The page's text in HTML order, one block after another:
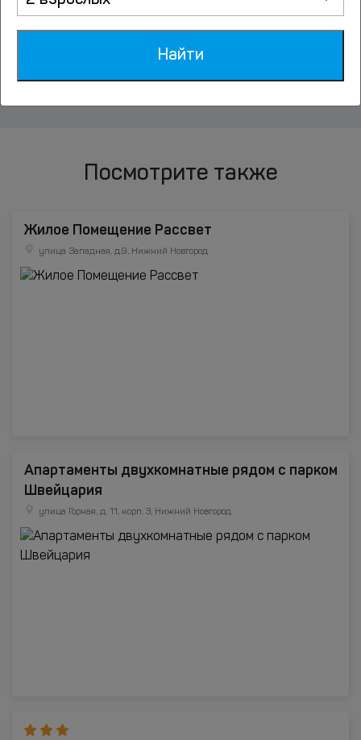
Дзержинск
Посмотрите также
Жилое Помещение Рассвет
улица Западная, д.9, Нижний Новгород
Апартаменты двухкомнатные рядом с парком
Швейцария
улица Горная, д. 11, корп. 3, Нижний Новгород
Найти